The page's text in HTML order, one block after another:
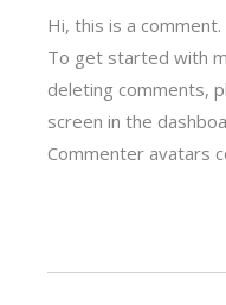
Hi, this is a comment.
To get started with
deleting comments,
screen in the
Commenter avatars